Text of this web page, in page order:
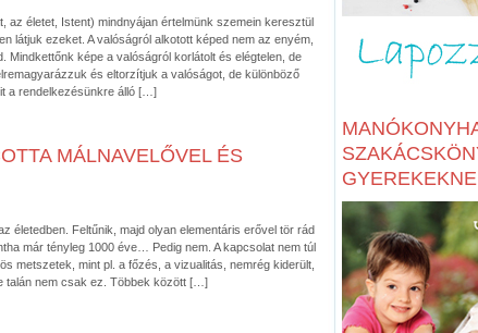
az életet, Istent) mindnyájan értelmünk szemein keresztül
látjuk ezeket. A valóságról alkotott képed nem az enyém,
Mindkettőnk képe a valóságról korlátolt és elégtelen, de
és eltorzítjuk a valóságot, de különböző
a rendelkezésünkre álló […]
MÁLNAVELŐVEL ÉS
életedben. Feltűnik, majd olyan elementáris erővel tör rád
már tényleg 1000 éve… Pedig nem. A kapcsolat nem túl
metszetek, mint pl. a főzés, a vizualitás, nemrég kiderült,
talán nem csak ez. Többek között […]